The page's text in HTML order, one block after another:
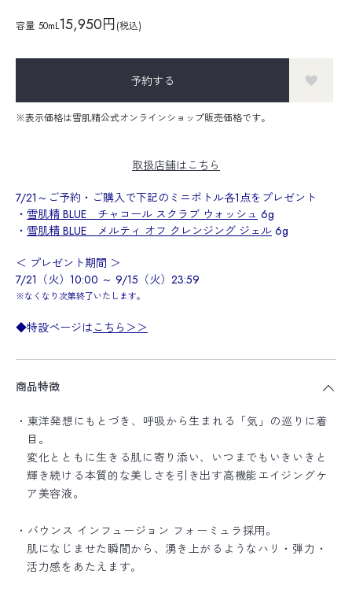
容量 50mL15,950円(税込)
予約する
※表示価格は雪肌精公式オンラインショップ販売価格です。
取扱店舗はこちら
7/21～ご予約・ご購入で下記のミニボトル各1点をプレゼント
・ 雪肌精 BLUE チャコール スクラブ ウォッシュ 6g
・ 雪肌精 BLUE メルティ オフ クレンジング ジェル 6g
＜ プレゼント期間 ＞
7/21（火）10:00 ～ 9/15（火）23:59
※なくなり次第終了いたします。
◆特設ページは こちら＞＞
商品特徴
・東洋発想にもとづき、呼吸から生まれる「気」の巡りに着
目。
変化とともに生きる肌に寄り添い、いつまでもいきいきと
輝き続ける本質的な美しさを引き出す高機能エイジングケ
ア美容液。
・バウンス インフュージョン フォーミュラ採用。
肌になじませた瞬間から、湧き上がるようなハリ・弾力・
活力感をあたえます。